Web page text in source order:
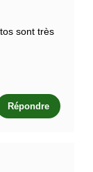
sont très
Répondre